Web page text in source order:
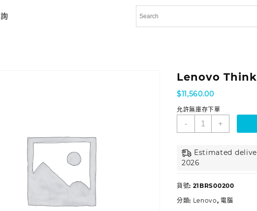
Lenovo
$11,560.00
允許無庫存下單
- +
Estimated
2026
貨號: 21BRS00200
分類: Lenovo, 電腦